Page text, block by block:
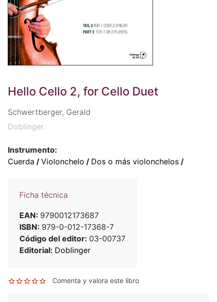
Hello Cello 2, for Cello Duet
Schwertberger, Gerald
Doblinger.
Instrumento:
Cuerda / Violonchelo / Dos o más violonchelos /
Ficha técnica
EAN: 9790012173687
ISBN: 979-0-012-17368-7
Código del editor: 03-00737
Editorial: Doblinger
Comenta y valora este libro